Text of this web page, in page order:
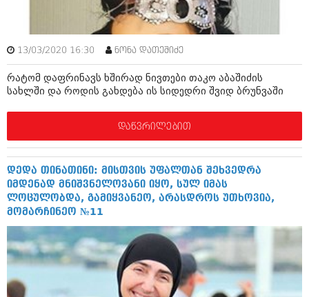
აგვისტო 2010 (461)
ივლისი 2010 (556)
მაისი 2010 (232)
აპრილი 2010 (229)
მარტი 2010 (454)
თებერვალი 2010 (421)
დეკემბერი 2009 (510)
ოქტომბერი 2009 (382)
სექტემბერი 2009 (541)
აგვისტო 2009 (14)
ივლისი 2009 (118)
თებერვალი 0216 (1)
ოქტომბერი 0215 (1)
აგვისტო 0215 (2)
აგვისტო 0212 (1)
ივნისი 0212 (2)
ნოემბერი 0201 (1)
13/03/2020 16:30 ნონა დათეშიძე
რატომ დაფრინავს ხშირად ნივთები თაკო აბაშიძის
სახლში და როდის გახდება ის სიდედრი შვიდ ბრუნვაში
დაწვრილებით
დედა თინათინი: მისთვის უფალთან შეხვედრა
იმდენად მნიშვნელოვანი იყო, სულ იმას
ლოცულობდა, გამიყვანეო, არასდროს უთხოვია,
მომარჩინეო №11